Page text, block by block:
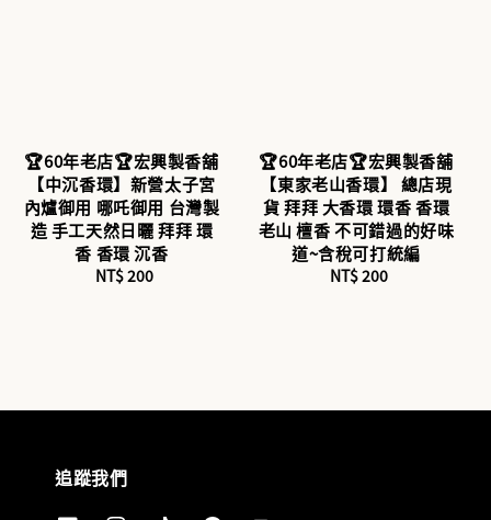
🏆60年老店🏆宏興製香舖
【中沉香環】新營太子宮
內爐御用 哪吒御用 台灣製
造 手工天然日曬 拜拜 環
香 香環 沉香
Regular
NT$ 200
🏆60年老店🏆宏興製香舖
【東家老山香環】 總店現
貨 拜拜 大香環 環香 香環
老山 檀香 不可錯過的好味
道~含稅可打統編
Regular
NT$ 200
追蹤我們